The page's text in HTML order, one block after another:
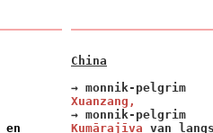
en
China
→ monnik-pelgrim
Xuanzang,
→ monnik-pelgrim
Kumārajīva van